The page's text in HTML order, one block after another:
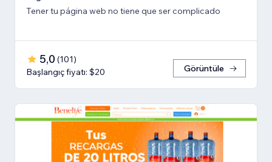
Tener tu página web no tiene que ser complicado
5,0 (101)
Başlangıç fiyatı: $20
Görüntüle